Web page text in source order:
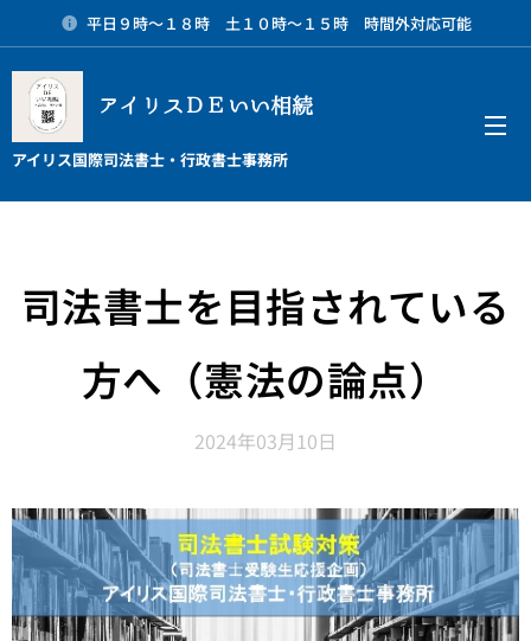
平日９時～１８時 土１０時～１５時 時間外対応可能
アイリスＤＥいい相続
アイリス国際司法書士・行政書士事務所
司法書士を目指されている
方へ（憲法の論点）
2024年03月10日